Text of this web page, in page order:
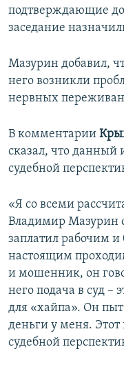
подтверждающие
заседание
Мазурин добавил,
него возникли
нервных
В комментарии
сказал, что данный
судебной
«Я со всеми
Владимир Мазурин
заплатил рабочим и
настоящим
и мошенник, он
него подача в суд –
для «хайпа». Он
деньги у меня.
судебной